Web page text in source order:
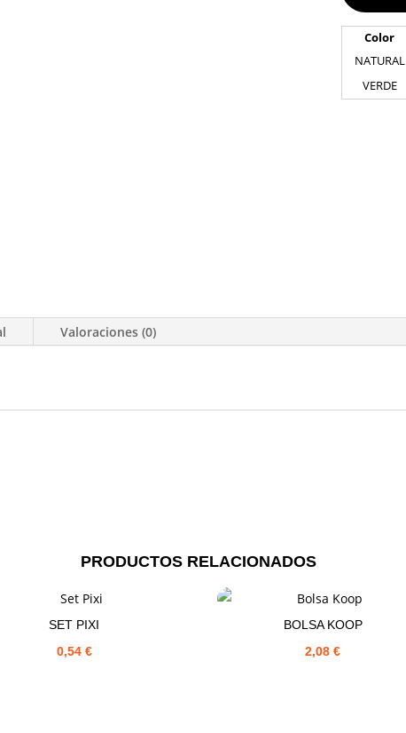
Color
NATURAL
VERDE
Valoraciones (0)
PRODUCTOS RELACIONADOS
SET PIXI
0,54 €
BOLSA KOOP
2,08€